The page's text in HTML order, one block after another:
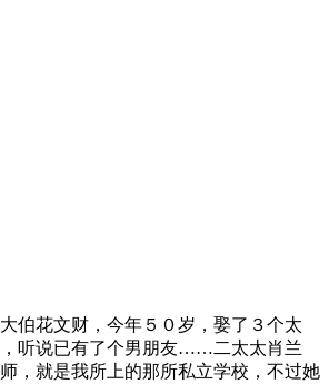
文财，今年５０岁，娶了３个太
，听说已有了个男朋友……二太太肖兰
，就是我所上的那所私立学校，不过她